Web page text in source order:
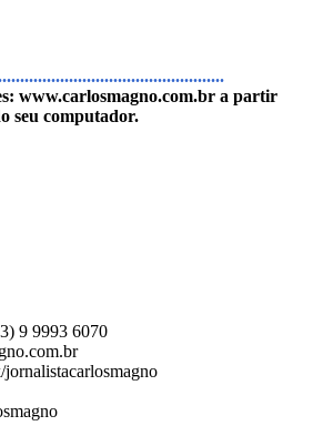
www.carlosmagno.com.bra partir
seu computador.
9 9993 6070